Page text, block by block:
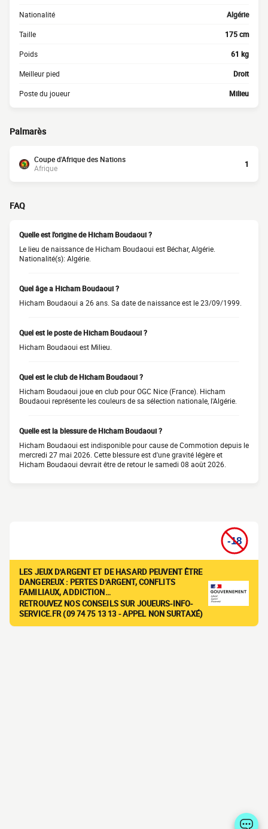
Nationalité Algérie
Taille 175 cm
Poids 61 kg
Meilleur pied Droit
Poste du joueur Milieu
Palmarès
Coupe d'Afrique des Nations
Afrique
1
FAQ
Quelle est l'origine de Hicham Boudaoui ?
Le lieu de naissance de Hicham Boudaoui est Béchar, Algérie.
Nationalité(s): Algérie.
Quel âge a Hicham Boudaoui ?
Hicham Boudaoui a 26 ans. Sa date de naissance est le 23/09/1999.
Quel est le poste de Hicham Boudaoui ?
Hicham Boudaoui est Milieu.
Quel est le club de Hicham Boudaoui ?
Hicham Boudaoui joue en club pour OGC Nice (France). Hicham
Boudaoui représente les couleurs de sa sélection nationale, l'Algérie.
Quelle est la blessure de Hicham Boudaoui ?
Hicham Boudaoui est indisponible pour cause de Commotion depuis le
mercredi 27 mai 2026. Cette blessure est d'une gravité légère et
Hicham Boudaoui devrait être de retour le samedi 08 août 2026.
LES JEUX D'ARGENT ET DE HASARD PEUVENT ÊTRE
DANGEREUX : PERTES D'ARGENT, CONFLITS
FAMILIAUX, ADDICTION…
RETROUVEZ NOS CONSEILS SUR JOUEURS-INFO-
SERVICE.FR (09 74 75 13 13 - APPEL NON SURTAXÉ)